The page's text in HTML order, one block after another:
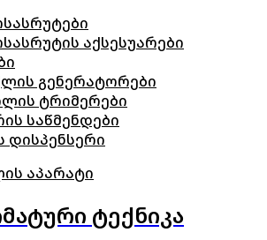
აქსესუარები
გენერატორები
ტრიმერები
საწმენდები
დისპენსერი
აპარატი
ტექნიკა